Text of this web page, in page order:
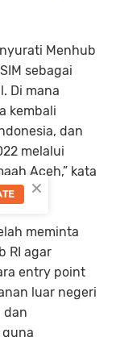
Menhub
sebagai
Di mana
kembali
dan
melalui
Aceh,” kata
meminta
RI agar
entry point
luar negeri
dan
×